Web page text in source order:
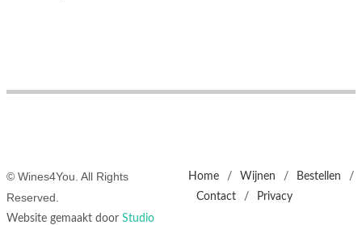
© Wines4You. All Rights
Reserved.
Website gemaakt door Studio
Home / Wijnen / Bestellen
/
Contact
/ Privacy